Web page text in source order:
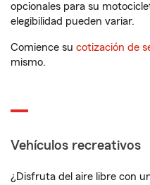
opcionales para su
elegibilidad pueden variar.
Comience su cotización de
mismo.
Vehículos recreativos
¿Disfruta del aire libre con